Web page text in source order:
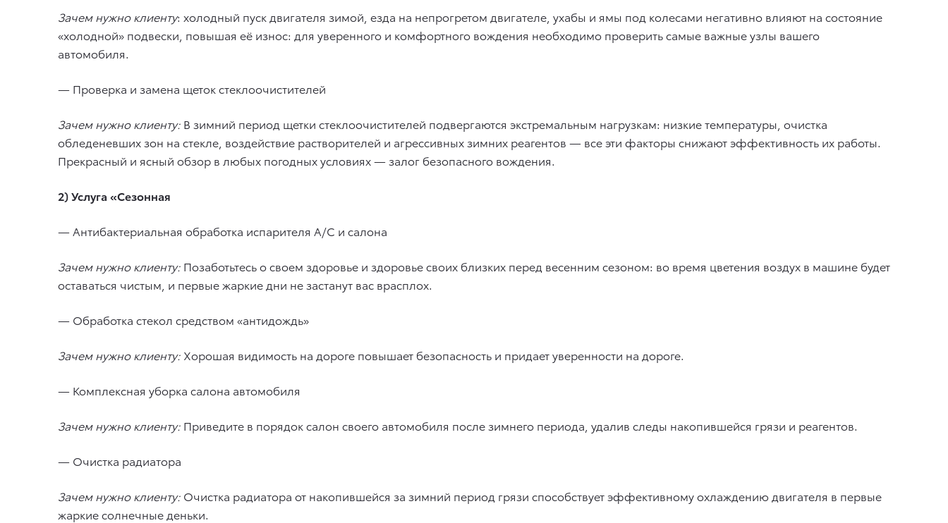
Зачем нужно клиенту: холодный пуск двигателя зимой, езда на непрогретом двигателе, ухабы и ямы под колесами негативно влияют на состояние
«холодной» подвески, повышая её износ: для уверенного и комфортного вождения необходимо проверить самые важные узлы вашего
автомобиля.
— Проверка и замена щеток стеклоочистителей
Зачем нужно клиенту: В зимний период щетки стеклоочистителей подвергаются экстремальным нагрузкам: низкие температуры, очистка
обледеневших зон на стекле, воздействие растворителей и агрессивных зимних реагентов — все эти факторы снижают эффективность их работы.
Прекрасный и ясный обзор в любых погодных условиях — залог безопасного вождения.
2) Услуга «Сезонная
— Антибактериальная обработка испарителя А/С и салона
Зачем нужно клиенту: Позаботьтесь о своем здоровье и здоровье своих близких перед весенним сезоном: во время цветения воздух в машине будет
оставаться чистым, и первые жаркие дни не застанут вас врасплох.
— Обработка стекол средством «антидождь»
Зачем нужно клиенту: Хорошая видимость на дороге повышает безопасность и придает уверенности на дороге.
— Комплексная уборка салона автомобиля
Зачем нужно клиенту: Приведите в порядок салон своего автомобиля после зимнего периода, удалив следы накопившейся грязи и реагентов.
— Очистка радиатора
Зачем нужно клиенту: Очистка радиатора от накопившейся за зимний период грязи способствует эффективному охлаждению двигателя в первые
жаркие солнечные деньки.